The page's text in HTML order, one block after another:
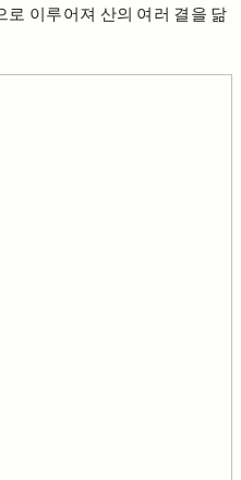
로 이루어져 산의 여러 결을 닮